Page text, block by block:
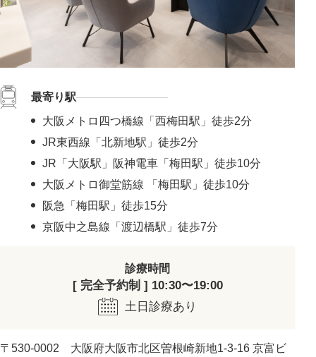
最寄り駅
大阪メトロ四つ橋線「西梅田駅」徒歩2分
JR東西線「北新地駅」徒歩2分
JR「大阪駅」阪神電車「梅田駅」徒歩10分
大阪メトロ御堂筋線 「梅田駅」徒歩10分
阪急「梅田駅」徒歩15分
京阪中之島線「渡辺橋駅」徒歩7分
診療時間
[ 完全予約制 ] 10:30〜19:00
土日診療あり
〒530-0002 大阪府大阪市北区曽根崎新地1-3-16 京富ビ